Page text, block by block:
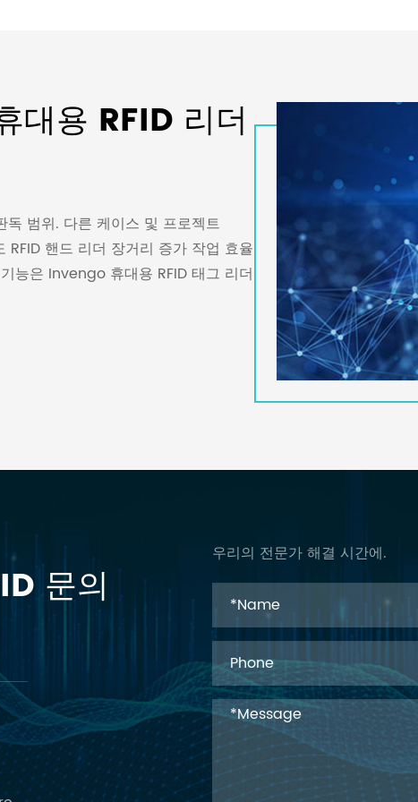
대용 RFID 리더
범위. 다른 케이스 및 프로젝트
핸드 리더 장거리 증가 작업 효율
능은 Invengo 휴대용 RFID 태그 리더
문의
우리의 전문가 해결 시간에.